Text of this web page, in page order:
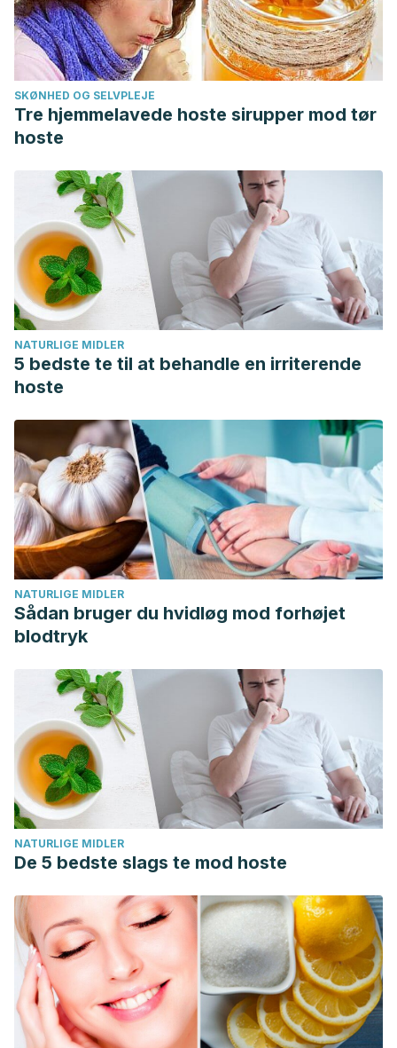
SKØNHED OG SELVPLEJE
Tre hjemmelavede hoste sirupper mod tør
hoste
NATURLIGE MIDLER
5 bedste te til at behandle en irriterende
hoste
NATURLIGE MIDLER
Sådan bruger du hvidløg mod forhøjet
blodtryk
NATURLIGE MIDLER
De 5 bedste slags te mod hoste